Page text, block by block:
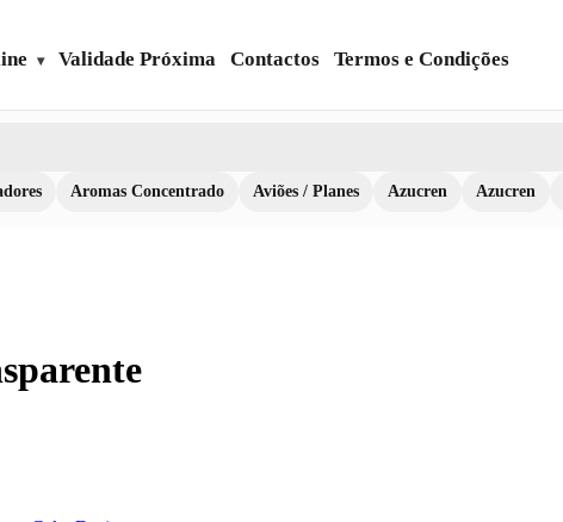
Validade Próxima Contactos Termos e Condições
Aromas Concentrado Aviões / Planes Azucren Azucren